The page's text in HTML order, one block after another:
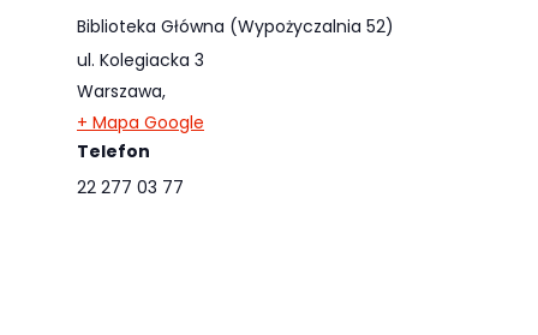
Biblioteka Główna (Wypożyczalnia 52)
ul. Kolegiacka 3
Warszawa,
+ Mapa Google
Telefon
22 277 03 77